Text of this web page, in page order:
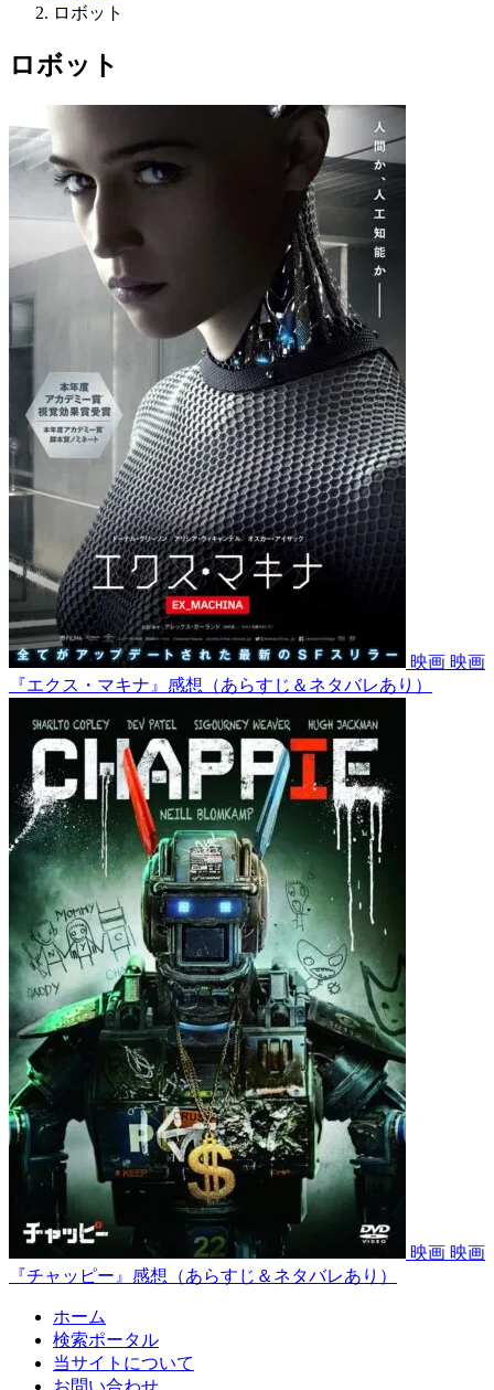
ロボット
ロボット
映画 映画
『エクス・マキナ』感想（あらすじ＆ネタバレあり）
映画 映画
『チャッピー』感想（あらすじ＆ネタバレあり）
ホーム
検索ポータル
当サイトについて
お問い合わせ